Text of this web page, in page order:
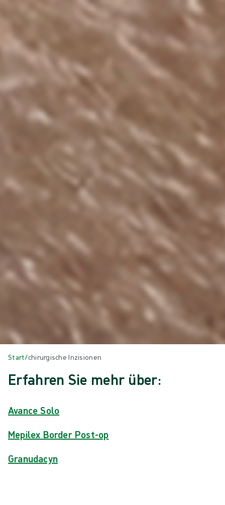
Start/chirurgische Inzisionen
Erfahren Sie mehr über:
Avance Solo
Mepilex Border Post-op
Granudacyn